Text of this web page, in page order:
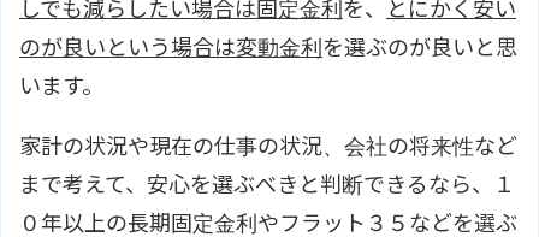
しでも減らしたい場合は固定金利を、
とにかく安い
のが良いという場合は変動金利を選ぶのが良いと思
います。
家計の状況や現在の仕事の状況、会社の将来性など
まで考えて、安心を選ぶべきと判断できるなら、１
０年以上の長期固定金利やフラット３５などを選ぶ